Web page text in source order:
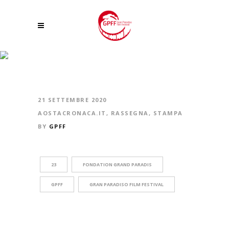
21 SETTEMBRE 2020
AOSTACRONACA.IT , RASSEGNA, STAMPA
BY GPFF
23 FONDATION GRAND PARADIS
GPFF GRAN PARADISO FILM FESTIVAL